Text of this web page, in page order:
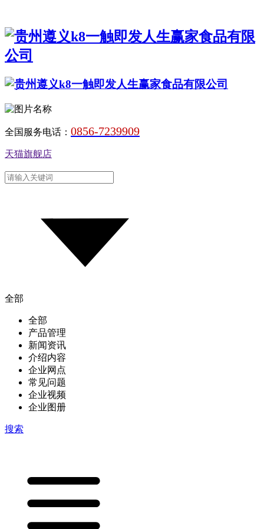
全国服务电话： 0856-7239909
天猫旗舰店
全部
全部
产品管理
新闻资讯
介绍内容
企业网点
常见问题
企业视频
企业图册
搜索